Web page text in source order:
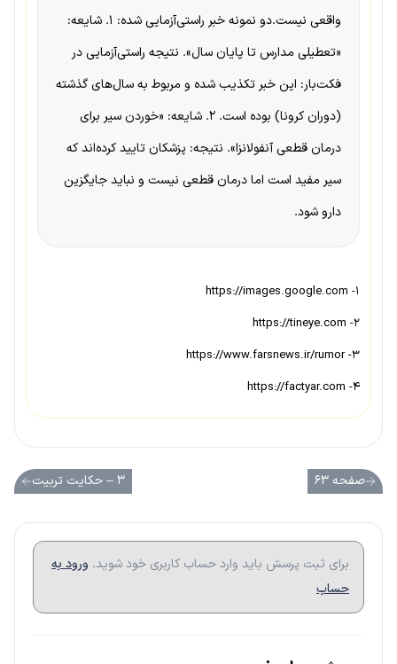
واقعی نیست.دو نمونه خبر راستی‌آزمایی شده: ۱. شایعه:
«تعطیلی مدارس تا پایان سال». نتیجه راستی‌آزمایی در
فکت‌بار: این خبر تکذیب شده و مربوط به سال‌های گذشته
(دوران کرونا) بوده است. ۲. شایعه: «خوردن سیر برای
درمان قطعی آنفولانزا». نتیجه: پزشکان تایید کرده‌اند که
سیر مفید است اما درمان قطعی نیست و نباید جایگزین
دارو شود.
۱- https://images.google.com
۲- https://tineye.com
۳- https://www.farsnews.ir/rumor
۴- https://factyar.com
صفحه ۶۳ ۳ – حکایت تربیت
برای ثبت پرسش باید وارد حساب کاربری خود شوید. ورود به
حساب